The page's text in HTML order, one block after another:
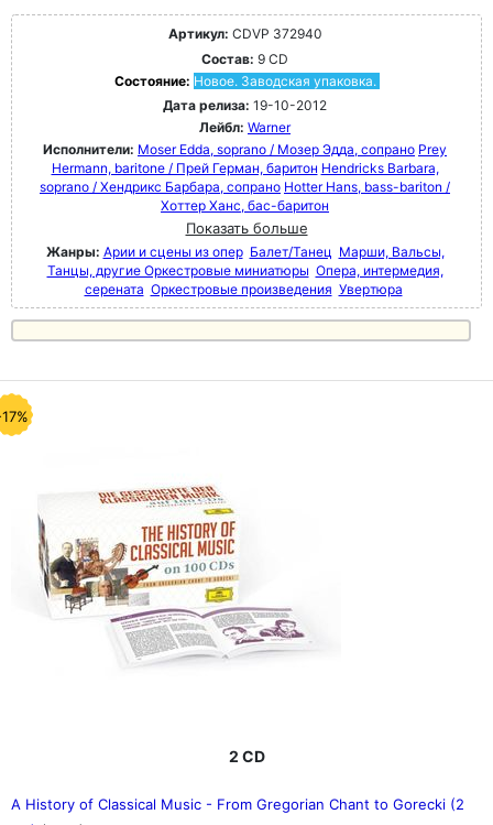
Артикул: CDVP 372940
Состав: 9 CD
Состояние: Новое. Заводская упаковка.
Дата релиза: 19-10-2012
Лейбл: Warner
Исполнители: Moser Edda, soprano / Мозер Эдда, сопрано Prey
Hermann, baritone / Прей Герман, баритон Hendricks Barbara,
soprano / Хендрикс Барбара, сопрано Hotter Hans, bass-bariton /
Хоттер Ханс, бас-баритон
Показать больше
Жанры: Арии и сцены из опер Балет/Танец Марши, Вальсы,
Танцы, другие Оркестровые миниатюры Опера, интермедия,
серената Оркестровые произведения Увертюра
2 CD
A History of Classical Music - From Gregorian Chant to Gorecki (2